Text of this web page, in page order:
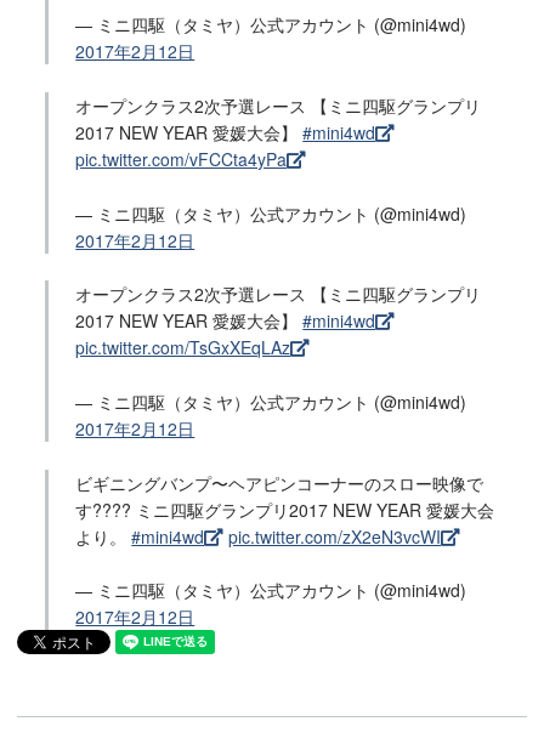
— ミニ四駆（タミヤ）公式アカウント (@mini4wd)
2017年2月12日
オープンクラス2次予選レース 【ミニ四駆グランプリ
2017 NEW YEAR 愛媛大会】#mini4wd
pic.twitter.com/vFCCta4yPa
— ミニ四駆（タミヤ）公式アカウント (@mini4wd)
2017年2月12日
オープンクラス2次予選レース 【ミニ四駆グランプリ
2017 NEW YEAR 愛媛大会】#mini4wd
pic.twitter.com/TsGxXEqLAz
— ミニ四駆（タミヤ）公式アカウント (@mini4wd)
2017年2月12日
ビギニングバンプ〜ヘアピンコーナーのスロー映像で
す???? ミニ四駆グランプリ2017 NEW YEAR 愛媛大会
より。#mini4wd pic.twitter.com/zX2eN3vcWI
— ミニ四駆（タミヤ）公式アカウント (@mini4wd)
2017年2月12日